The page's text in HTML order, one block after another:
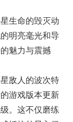
生命的毁灭动
明亮毫光和导
魅力与震撼
敌人的波次特
游戏版本更新
。这不仅磨练